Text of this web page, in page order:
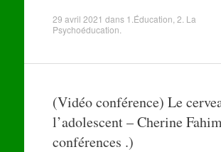
29 avril 2021 dans 1.Éducation 2. La
Psychoéducation
(Vidéo conférence) Le
l’adolescent – Cherine
conférences .)